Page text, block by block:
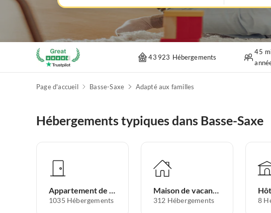
43 923 Hébergements
45
Page d'accueil Basse-Saxe Adapté aux familles
Hébergements typiques dans Basse-Saxe
Appartement de vacances
1035 Hébergements
Maison de vacances
312 Hébergements 8